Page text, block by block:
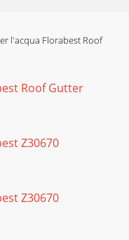
l'acqua Florabest Roof
Roof Gutter
Z30670
Z30670